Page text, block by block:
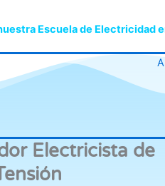
Escuela de Electricidad
Electricista de